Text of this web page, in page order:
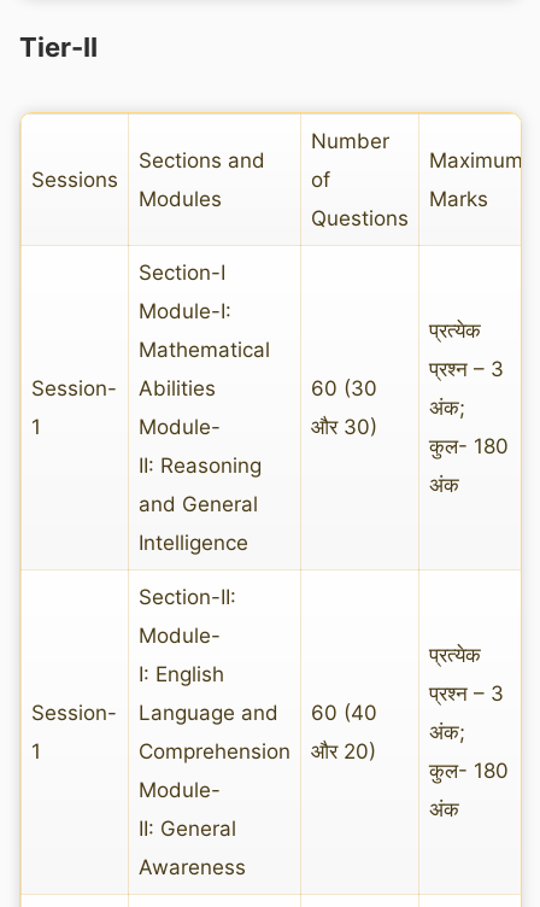
Tier-II
Sessions
Sections and
Modules
Number
of
Questions
Maximum
Marks
Session-
1
Section-I
Module-I:
Mathematical
Abilities
Module-
II: Reasoning
and General
Intelligence
60 (30
और 30)
प्रत्येक
प्रश्न – 3
अंक;
कुल- 180
अंक
Session-
1
Section-II:
Module-
I: English
Language and
Comprehension
Module-
II: General
Awareness
60 (40
और 20)
प्रत्येक
प्रश्न – 3
अंक;
कुल- 180
अंक